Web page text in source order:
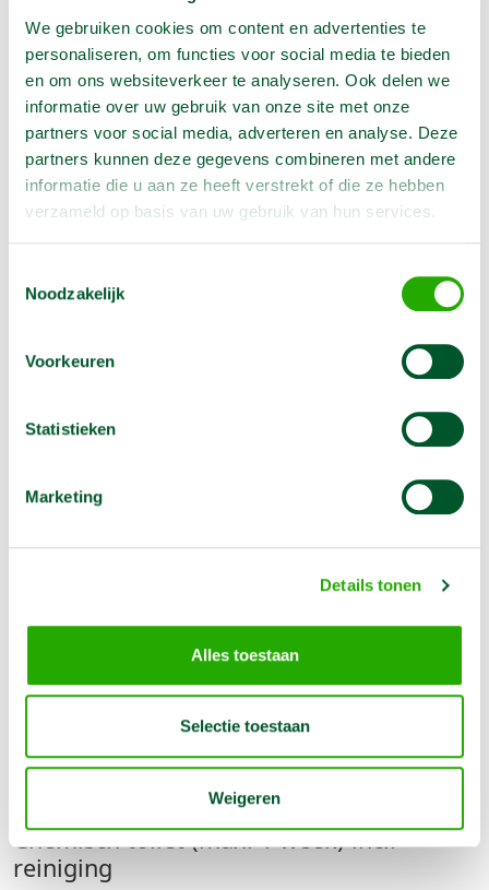
We gebruiken cookies om content en advertenties te
personaliseren, om functies voor social media te bieden
en om ons websiteverkeer te analyseren. Ook delen we
informatie over uw gebruik van onze site met onze
partners voor social media, adverteren en analyse. Deze
partners kunnen deze gegevens combineren met andere
informatie die u aan ze heeft verstrekt of die ze hebben
verzameld op basis van uw gebruik van hun services.
Noodzakelijk
Voorkeuren
Statistieken
Marketing
Details tonen
Alles toestaan
Selectie toestaan
Weigeren
- Deze weekprijs is gebaseerd op minimale
huurperiode(prijs) van 4 weken
- I.v.m. de reiniging van het toilet dient het toilet
bereikbaar te zijn voor de reinigingsgwagen.
Max 4-5 m van een verharde weg.
- Voor evenementen bent u, gezien de minimale
huurprijs van 4 weken, voordeliger uit met het toilet
voor
Transportkosten
Veenendaal, Ede en Arnhem oplopen tot
max. € 105,=
transportkosten berekend. De juiste transportkosten
bevestiging die wij u mailen.
Chemisch toilet (max. 1 week) incl.
reiniging